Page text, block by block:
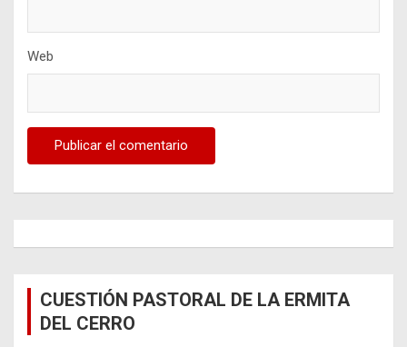
Web
CUESTIÓN PASTORAL DE LA ERMITA
DEL CERRO